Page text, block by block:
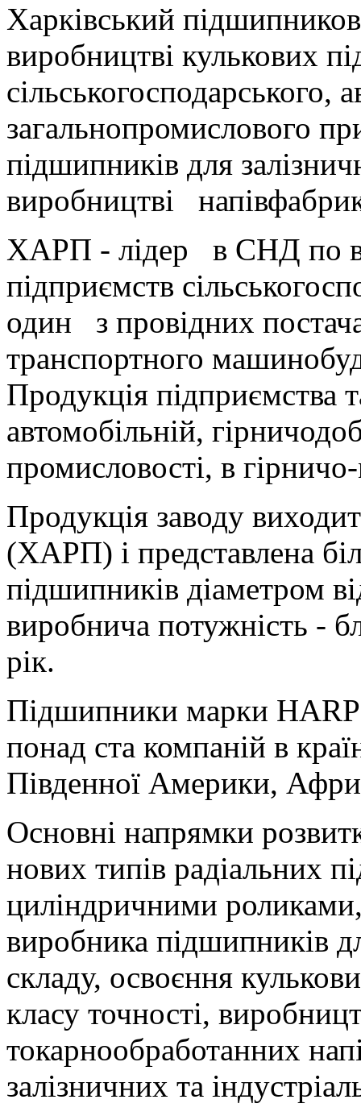
Харківський
виробництві кулькових
сільськогосподарського,
загальнопромислового
підшипників для
виробництві
ХАРП - лідер в СНД по
підприємств
один з провідних
транспортного
Продукція підприємства
автомобільній,
промисловості, в
Продукція заводу
(ХАРП) і представлена
підшипників діаметром
виробнича потужність -
рік.
Підшипники марки HARP
понад ста компаній в
Південної Америки,
Основні напрямки
нових типів радіальних
циліндричними
виробника підшипників
складу, освоєння
класу точності,
токарнообработанних
залізничних та